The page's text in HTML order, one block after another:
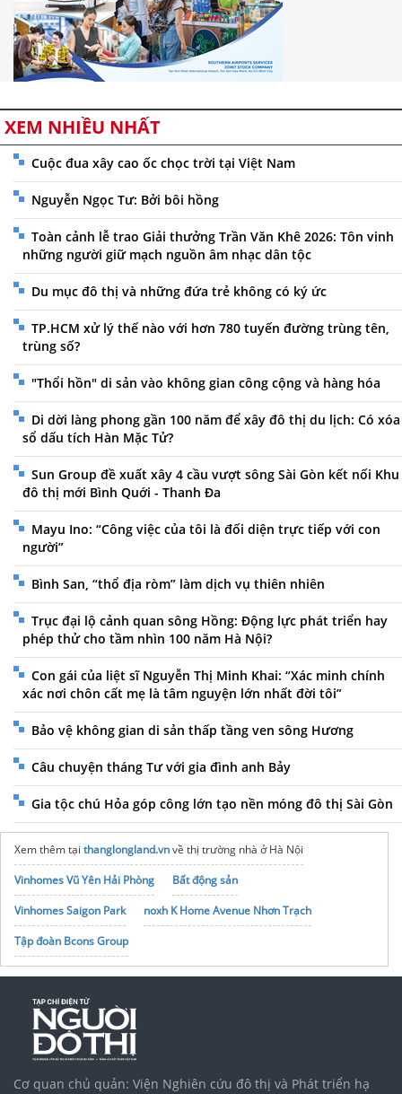
XEM NHIỀU NHẤT
Cuộc đua xây cao ốc chọc trời tại Việt Nam
Nguyễn Ngọc Tư: Bởi bôi hồng
Toàn cảnh lễ trao Giải thưởng Trần Văn Khê 2026: Tôn vinh
những người giữ mạch nguồn âm nhạc dân tộc
Du mục đô thị và những đứa trẻ không có ký ức
TP.HCM xử lý thế nào với hơn 780 tuyến đường trùng tên,
trùng số?
"Thổi hồn" di sản vào không gian công cộng và hàng hóa
Di dời làng phong gần 100 năm để xây đô thị du lịch: Có xóa
sổ dấu tích Hàn Mặc Tử?
Sun Group đề xuất xây 4 cầu vượt sông Sài Gòn kết nối Khu
đô thị mới Bình Quới - Thanh Đa
Mayu Ino: “Công việc của tôi là đối diện trực tiếp với con
người”
Bình San, “thổ địa ròm” làm dịch vụ thiên nhiên
Trục đại lộ cảnh quan sông Hồng: Động lực phát triển hay
phép thử cho tầm nhìn 100 năm Hà Nội?
Con gái của liệt sĩ Nguyễn Thị Minh Khai: “Xác minh chính
xác nơi chôn cất mẹ là tâm nguyện lớn nhất đời tôi”
Bảo vệ không gian di sản thấp tầng ven sông Hương
Câu chuyện tháng Tư với gia đình anh Bảy
Gia tộc chú Hỏa góp công lớn tạo nền móng đô thị Sài Gòn
Xem thêm tại thanglongland.vnvề thị trường nhà ở Hà Nội
Vinhomes Vũ Yên Hải Phòng
Bất động sản
Vinhomes Saigon Park
noxh K Home Avenue Nhơn Trạch
Tập đoàn Bcons Group
Cơ quan chủ quản: Viện Nghiên cứu đô thị và Phát triển hạ